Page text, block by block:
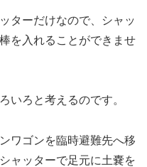
ターだけなので、シャッ
を入れることができませ
いろと考えるのです。
ワゴンを臨時避難先へ移
ャッターで足元に土嚢を